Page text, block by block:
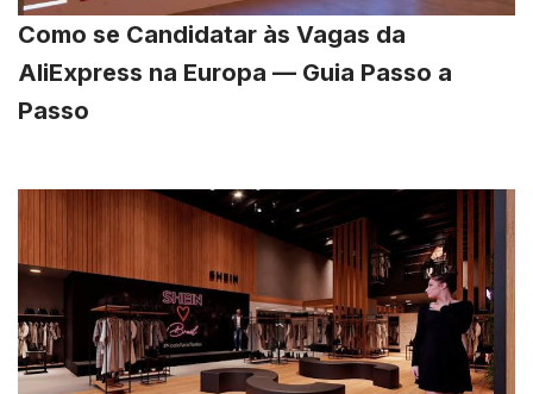
Como se Candidatar às Vagas da
AliExpress na Europa — Guia Passo a
Passo